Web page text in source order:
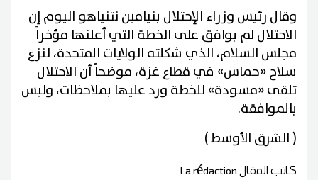
وقال رئيس وزراء الإحتلال بنيامين نتنياهو اليوم إن
الاحتلال لم بوافق على الخطة التي أعلنها مؤخراً
مجلس السلام، الذي شكلته الولايات المتحدة، لنزع
سلاح «حماس» في قطاع غزة، موضحاً أن الاحتلال
تلقى «مسودة» للخطة ورد عليها بملاحظات، وليس
بالموافقة.
( الشرق الأوسط )
كاتب المقالLa rédaction